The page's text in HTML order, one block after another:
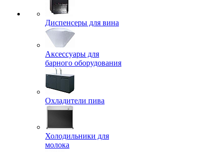
Диспенсеры для вина
Аксессуары для
барного оборудования
Охладители пива
Холодильники для
молока